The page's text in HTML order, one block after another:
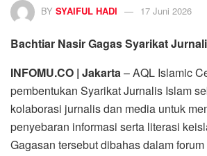
BY SYAIFUL HADI 17 Juni 2026
Bachtiar Nasir Gagas Syarikat
INFOMU.CO | Jakarta– AQL Islamic
pembentukan Syarikat Jurnalis Islam
kolaborasi jurnalis dan media untuk
penyebaran informasi serta literasi
Gagasan tersebut dibahas dalam